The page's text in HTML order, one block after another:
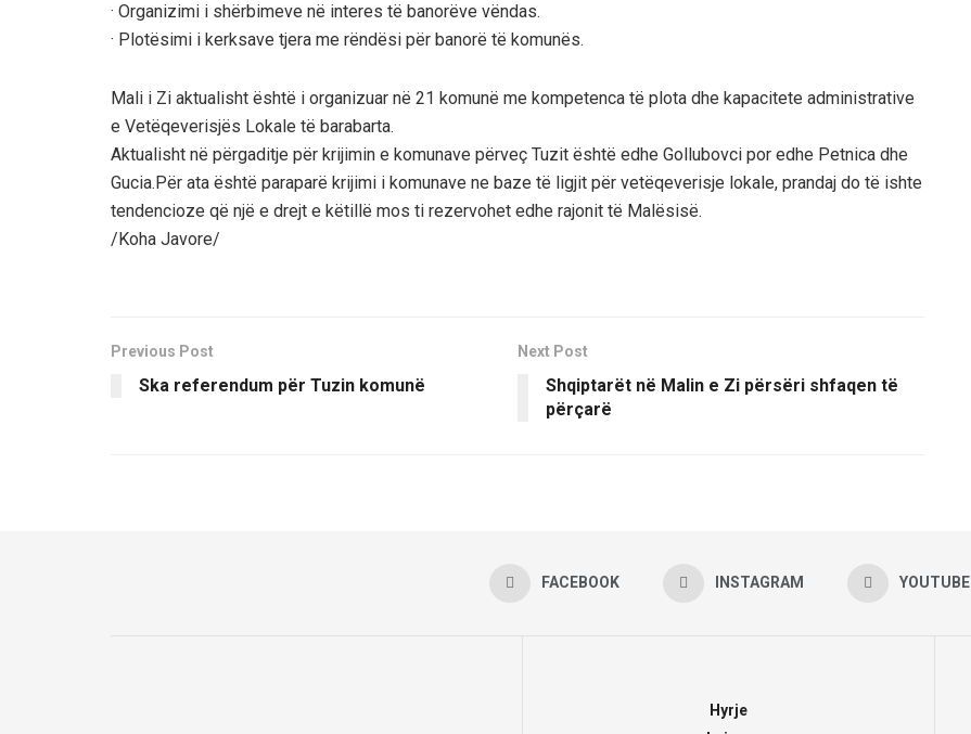
· Organizimi i shërbimeve në interes të banorëve vëndas.
· Plotësimi i kerksave tjera me rëndësi për banorë të komunës.
Mali i Zi aktualisht është i organizuar në 21 komunë me kompetenca të plota dhe kapacitete administrative
e Vetëqeverisjës Lokale të barabarta.
Aktualisht në përgaditje për krijimin e komunave përveç Tuzit është edhe Gollubovci por edhe Petnica dhe
Gucia.Për ata është paraparë krijimi i komunave ne baze të ligjit për vetëqeverisje lokale, prandaj do të ishte
tendencioze që një e drejt e këtillë mos ti rezervohet edhe rajonit të Malësisë.
/Koha Javore/
Previous Post
Ska referendum për Tuzin komunë
Next Post
Shqiptarët në Malin e Zi përsëri shfaqen të
përçarë
FACEBOOK INSTAGRAM YOUTUBE
Hyrje